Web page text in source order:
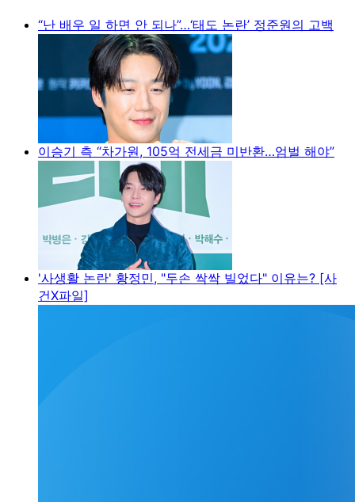
“난 배우 일 하면 안 되나”…‘태도 논란’ 정준원의 고백
이승기 측 “차가원, 105억 전세금 미반환…엄벌 해야”
'사생활 논란' 황정민, "두손 싹싹 빌었다" 이유는? [사
건X파일]